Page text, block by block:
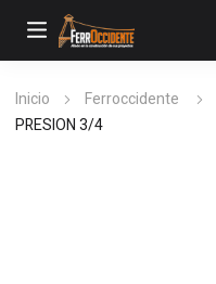
Inicio Ferroccidente
PRESION 3/4